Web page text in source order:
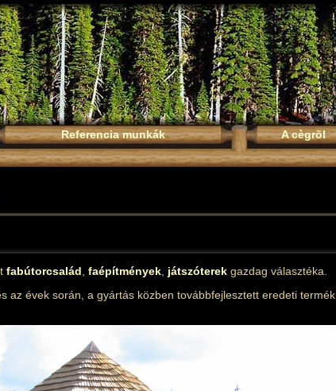
Referencia munkák A cègrõl
fabútorcsalád faépítmények játszóterek gazdag választéka.
az évek során, a gyártás közben továbbfejlesztett eredeti termék.